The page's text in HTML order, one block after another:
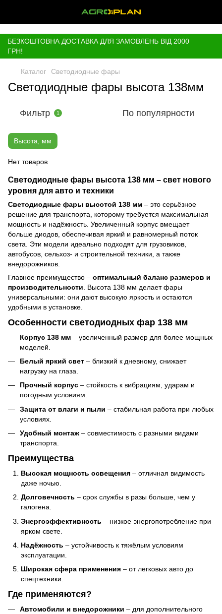
БЕЗКОШТОВНА ДОСТАВКА ДЛЯ ЗАМОВЛЕНЬ ВІД 2000
ГРН!
Каталог Светодиодные фары
Светодиодные фары высота 138мм
Фильтр 1 По популярности
Высота, мм
Нет товаров
Светодиодные фары высота 138 мм – свет нового
уровня для авто и техники
Светодиодные фары высотой 138 мм – это серьёзное
решение для транспорта, которому требуется максимальная
мощность и надёжность. Увеличенный корпус вмещает
больше диодов, обеспечивая яркий и равномерный поток
света. Эти модели идеально подходят для грузовиков,
автобусов, сельхоз- и строительной техники, а также
внедорожников.
Главное преимущество – оптимальный баланс размеров и
производительности . Высота 138 мм делает фары
универсальными: они дают высокую яркость и остаются
удобными в установке.
Особенности светодиодных фар 138 мм
Корпус 138 мм – увеличенный размер для более мощных
моделей.
Белый яркий свет – близкий к дневному, снижает
нагрузку на глаза.
Прочный корпус – стойкость к вибрациям, ударам и
погодным условиям.
Защита от влаги и пыли – стабильная работа при любых
условиях.
Удобный монтаж – совместимость с разными видами
транспорта.
Преимущества
Высокая мощность освещения – отличная видимость
даже ночью.
Долговечность – срок службы в разы больше, чем у
галогена.
Энергоэффективность – низкое энергопотребление при
ярком свете.
Надёжность – устойчивость к тяжёлым условиям
эксплуатации.
Широкая сфера применения – от легковых авто до
спецтехники.
Где применяются?
Автомобили и внедорожники – для дополнительного